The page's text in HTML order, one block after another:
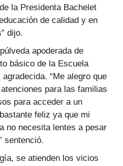
la Presidenta Bachelet
de calidad y en
dijo.
apoderada de
básico de la Escuela
“Me alegro que
para las familias
para acceder a un
feliz ya que mi
no necesita lentes a pesar
sentenció.
se atienden los vicios